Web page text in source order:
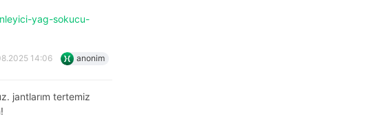
yag-sokucu-
14:06 anonim
jantlarım tertemiz